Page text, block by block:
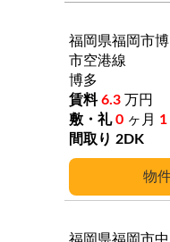
福岡県福岡市博
市空港線
博多
6.3 万円
0 ヶ月 1
2DK